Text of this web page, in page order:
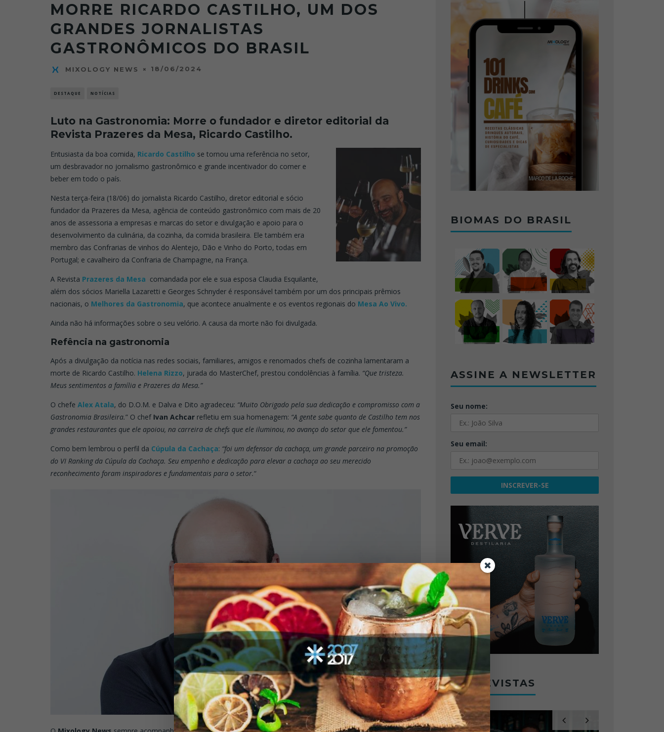
MORRE RICARDO CASTILHO, UM DOS
GRANDES JORNALISTAS
GASTRONÔMICOS DO BRASIL
MIXOLOGY NEWS 18/06/2024
DESTAQUE NOTÍCIAS
Luto na Gastronomia: Morre o fundador e diretor editorial da
Revista Prazeres da Mesa, Ricardo Castilho.
Entusiasta da boa comida, Ricardo Castilho se tornou uma referência no setor,
um desbravador no jornalismo gastronômico e grande incentivador do comer e
beber em todo o país.
Nesta terça-feira (18/06) do jornalista Ricardo Castilho, diretor editorial e sócio
fundador da Prazeres da Mesa, agência de conteúdo gastronômico com mais de 20
anos de assessoria a empresas e marcas do setor e divulgação e apoio para o
desenvolvimento da culinária, da cozinha, da comida brasileira. Ele também era
membro das Confrarias de vinhos do Alentejo, Dão e Vinho do Porto, todas em
Portugal; e cavalheiro da Confraria de Champagne, na França.
A Revista Prazeres da Mesa comandada por ele e sua esposa Claudia Esquilante,
além dos sócios Mariella Lazaretti e Georges Schnyder é responsável também por um dos principais prêmios
nacionais, o Melhores da Gastronomia, que acontece anualmente e os eventos regionais do Mesa Ao Vivo.
Ainda não há informações sobre o seu velório. A causa da morte não foi divulgada.
Refência na gastronomia
Após a divulgação da notícia nas redes sociais, familiares, amigos e renomados chefs de cozinha lamentaram a
morte de Ricardo Castilho. Helena Rizzo, jurada do MasterChef, prestou condolências à família. “Que tristeza.
Meus sentimentos a família e Prazeres da Mesa.”
O chefe Alex Atala, do D.O.M. e Dalva e Dito agradeceu: “Muito Obrigado pela sua dedicação e compromisso com a
Gastronomia Brasileira.” O chef Ivan Achcar refletiu em sua homenagem: “A gente sabe quanto de Castilho tem nos
grandes restaurantes que ele apoiou, na carreira de chefs que ele iluminou, no avanço do setor que ele fomentou.”
Como bem lembrou o perfil da Cúpula da Cachaça: “foi um defensor da cachaça, um grande parceiro na promoção
do VI Ranking da Cúpula da Cachaça. Seu empenho e dedicação para elevar a cachaça ao seu merecido
reconhecimento foram inspiradores e fundamentais para o setor.“
BIOMAS DO BRASIL
ASSINE A NEWSLETTER
Seu nome:
Seu email:
ENTREVISTAS